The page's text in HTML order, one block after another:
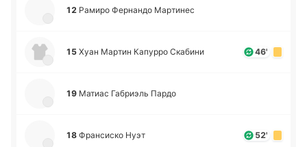
12 Рамиро Фе­рна­ндо Ма­рти­нес
15 Хуан Мартин Ка­пу­рро Ска­би­ни 46'
19 Матиас Га­бриэль Пардо
18 Фра­нси­ско Нуэт 52'